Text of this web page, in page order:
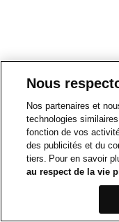
Nous
Nos partenaires et
technologies
fonction de vos
des publicités et du
tiers. Pour en savoir
au respect de la vie